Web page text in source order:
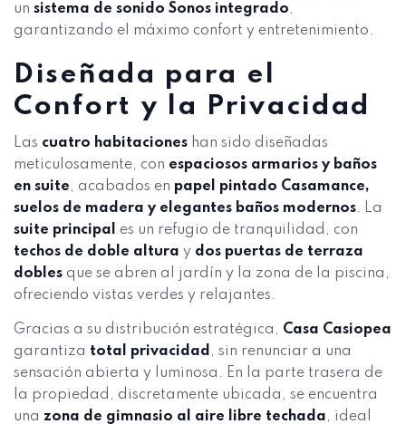
un sistema de sonido Sonos integrado,
garantizando el máximo confort y entretenimiento.
Diseñada para el
Confort y la Privacidad
Las cuatro habitaciones han sido diseñadas
meticulosamente, con espaciosos armarios y baños
en suite, acabados en papel pintado Casamance,
suelos de madera y elegantes baños modernos. La
suite principal
es un refugio de tranquilidad, con
techos de doble altura y dos puertas de terraza
dobles que se abren al jardín y la zona de la piscina,
ofreciendo vistas verdes y relajantes.
Gracias a su distribución estratégica, Casa Casiopea
garantiza total privacidad , sin renunciar a una
sensación abierta y luminosa. En la parte trasera de
la propiedad, discretamente ubicada, se encuentra
una zona de gimnasio al aire libre techada, ideal